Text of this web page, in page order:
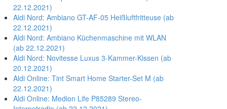
22.12.2021)
Aldi Nord: Ambiano GT-AF-05 Heißluftfritteuse (ab
22.12.2021)
Aldi Nord: Ambiano Küchenmaschine mit WLAN
(ab 22.12.2021)
Aldi Nord: Novitesse Luxus 3-Kammer-Kissen (ab
20.12.2021)
Aldi Online: Tint Smart Home Starter-Set M (ab
22.12.2021)
Aldi Online: Medion Life P85289 Stereo-